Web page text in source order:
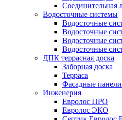
Соединительная
Водосточные системы
Водосточные
Водосточные
Водосточные
Водосточные
ДПК террасная доска
Заборная доска
Терраса
Фасадные
Инженерия
Евролос ПРО
Евролос ЭКО